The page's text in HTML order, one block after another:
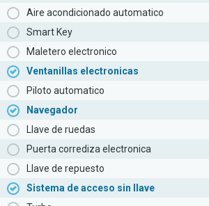
Aire acondicionado automatico
Smart Key
Maletero electronico
Ventanillas electronicas
Piloto automatico
Navegador
Llave de ruedas
Puerta corrediza electronica
Llave de repuesto
Sistema de acceso sin llave